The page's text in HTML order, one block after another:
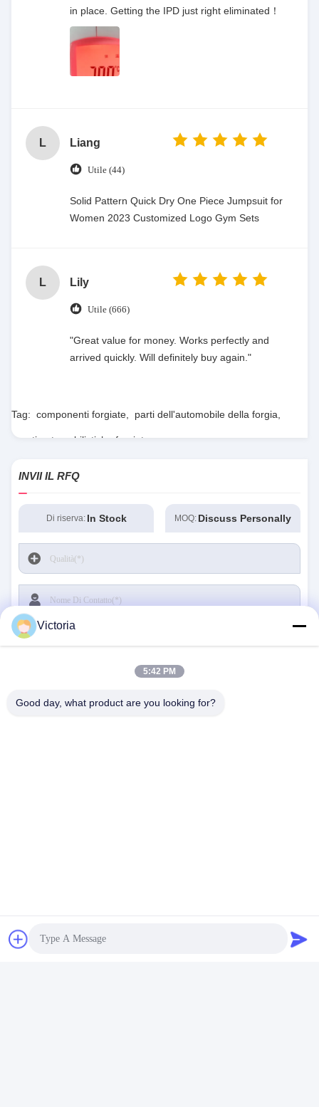
in place. Getting the IPD just right eliminated！
L Liang
Utile (44)
Solid Pattern Quick Dry One Piece Jumpsuit for
Women 2023 Customized Logo Gym Sets
L Lily
Utile (666)
"Great value for money. Works perfectly and
arrived quickly. Will definitely buy again."
Tag: componenti forgiate parti dell'automobile della forgia
parti automobilistiche forgiate
INVII IL RFQ
Di riserva: In Stock MOQ: Discuss Personally
Victoria
5:42 PM
Good day, what product are you looking for?